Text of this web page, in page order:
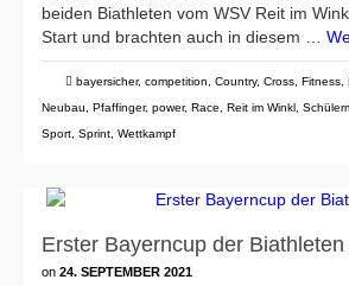
beiden Biathleten vom WSV Reit im
Start und brachten auch in diesem …
bayersicher, competition Country, Cross Fitness
Neubau
Pfaffinger, power, Race Reit im Winkl
Sport Sprint Wettkampf
Erster Bayerncup der Biathleten
on 24. SEPTEMBER 2021